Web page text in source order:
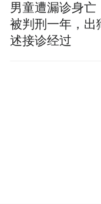
男童遭漏诊身亡
被判刑一年，出
述接诊经过